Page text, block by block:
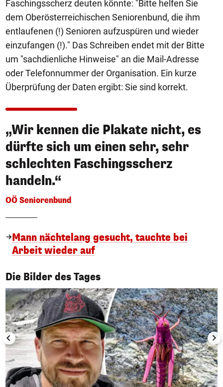
Faschingsscherz deuten könnte: "Bitte helfen Sie
dem Oberösterreichischen Seniorenbund, die ihm
entlaufenen (!) Senioren aufzuspüren und wieder
einzufangen (!)." Das Schreiben endet mit der Bitte
um "sachdienliche Hinweise" an die Mail-Adresse
oder Telefonnummer der Organisation. Ein kurze
Überprüfung der Daten ergibt: Sie sind korrekt.
„Wir kennen die Plakate nicht, es
dürfte sich um einen sehr, sehr
schlechten Faschingsscherz
handeln.“
OÖ Seniorenbund
Mann nächtelang gesucht, tauchte bei
Arbeit wieder auf
Die Bilder des Tages
1/50